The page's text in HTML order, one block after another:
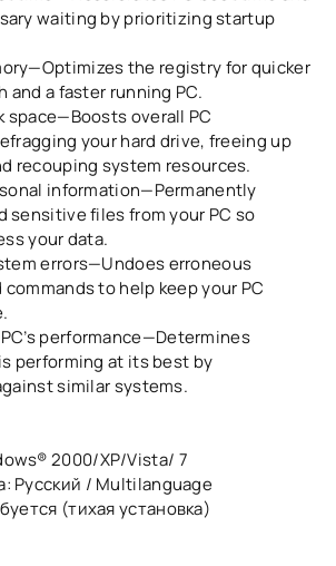
waiting by prioritizing startup
the registry for quicker
and a faster running PC.
space—Boosts overall PC
your hard drive, freeing up
recouping system resources.
information—Permanently
sensitive files from your PC so
your data.
errors—Undoes erroneous
to help keep your PC
performance—Determines
performing at its best by
similar systems.
2000/XP/Vista/ 7
Русский / Multilanguage
(тихая установка)